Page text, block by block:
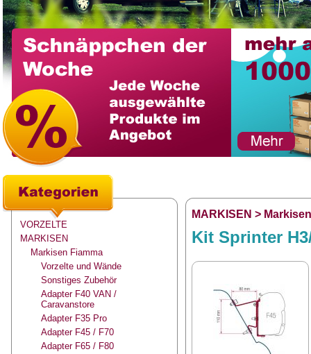
VORZELTE
MARKISEN
Markisen Fiamma
Vorzelte und Wände
Sonstiges Zubehör
Adapter F40 VAN /
Caravanstore
Adapter F35 Pro
Adapter F45 / F70
Adapter F65 / F80
MARKISEN >
Kit Sprinter